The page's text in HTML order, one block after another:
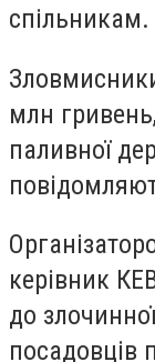
спільникам.
млн
паливної
керівник
до
посадовців